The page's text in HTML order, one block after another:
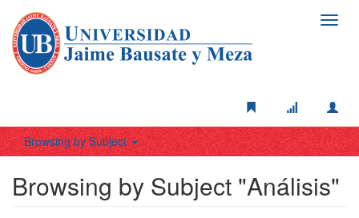
Browsing by Subject
Browsing by Subject "Análisis"